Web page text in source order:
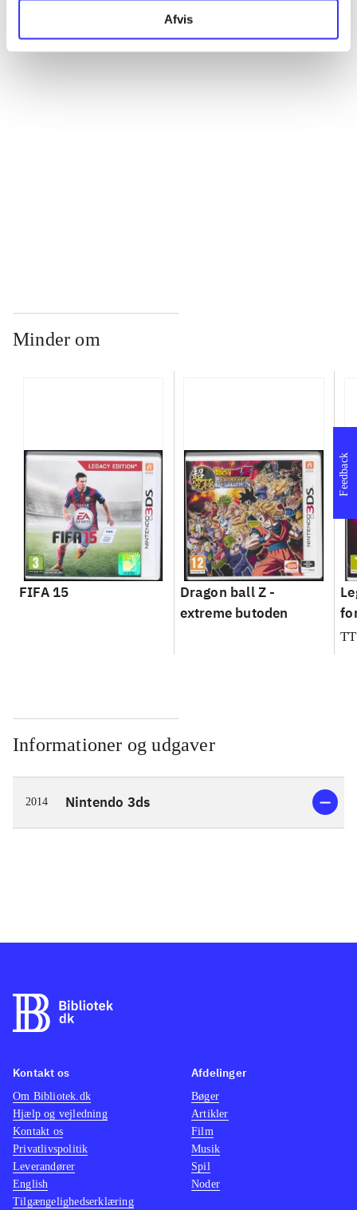
Afvis
Minder om
FIFA 15
Dragon ball Z -
extreme butoden
Informationer og udgaver
2014 Nintendo 3ds
Feedback
Kontakt os
Om Bibliotek.dk
Hjælp og vejledning
Kontakt os
Privatlivspolitik
Leverandører
English
Tilgængelighedserklæring
Afdelinger
Bøger
Artikler
Film
Musik
Spil
Noder